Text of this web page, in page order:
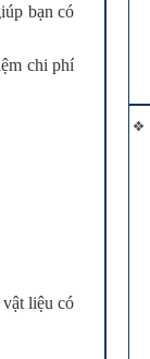
bạn có
chi phí
liệu có